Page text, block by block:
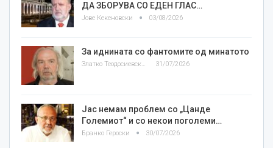
ДА ЗБОРУВА СО ЕДЕН ГЛАС…
Јове Кекеновски 03/08/2026
За иднината со фантомите од минатото
Златко Теодосиевски 31/07/2026
Јас немам проблем со „Цанде
Големиот“ и со некои поголеми…
Бранко Героски 30/07/2026